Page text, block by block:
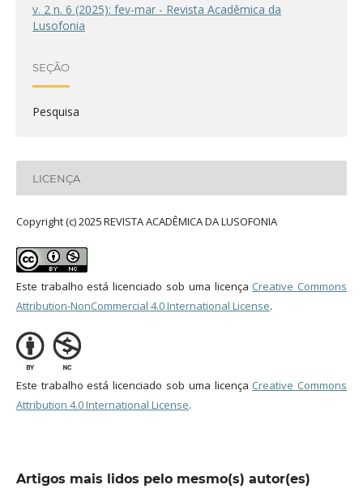
v. 2 n. 6 (2025): fev-mar - Revista Acadêmica da
Lusofonia
SEÇÃO
Pesquisa
LICENÇA
Copyright (c) 2025 REVISTA ACADÊMICA DA LUSOFONIA
Este trabalho está licenciado sob uma licença Creative Commons
Attribution-NonCommercial 4.0 International License.
Este trabalho está licenciado sob uma licença Creative Commons
Attribution 4.0 International License.
Artigos mais lidos pelo mesmo(s) autor(es)